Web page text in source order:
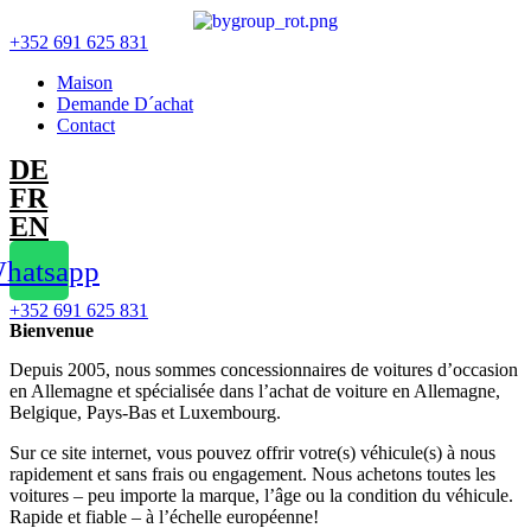
Inhalt
+352 691 625 831
Maison
Demande D´achat
Contact
DE
FR
EN
+352 691 625 831
Bienvenue
Depuis 2005, nous sommes concessionnaires de voitures d’occasion
en Allemagne et spécialisée dans l’achat de voiture en Allemagne,
Belgique, Pays-Bas et Luxembourg.
Sur ce site internet, vous pouvez offrir votre(s) véhicule(s) à nous
rapidement et sans frais ou engagement. Nous achetons toutes les
voitures – peu importe la marque, l’âge ou la condition du véhicule.
Rapide et fiable – à l’échelle européenne!